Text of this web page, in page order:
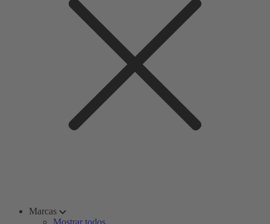
Marcas
Mostrar todos